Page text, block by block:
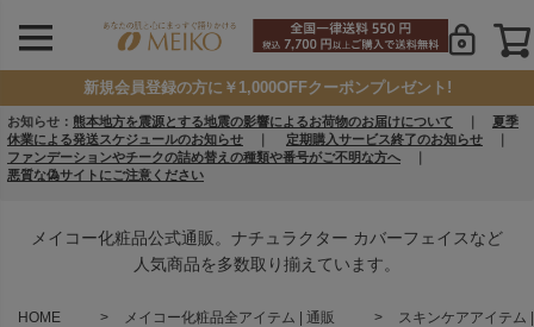
新規会員登録の方に￥1,000OFFクーポンプレゼント!
お知らせ： 熊本地方を震源とする地震の影響によるお荷物のお届けについて
夏季
休業による発送スケジュールのお知らせ
定期購入サービス終了のお知らせ
ファンデーションやチークの詰め替えの種類や番号がご不明な方へ
悪質な偽サイトにご注意ください
メイコー化粧品公式通販。ナチュラクター カバーフェイスなど
人気商品を多数取り揃えています。
HOME メイコー化粧品全アイテム | 通販 スキンケアアイテム